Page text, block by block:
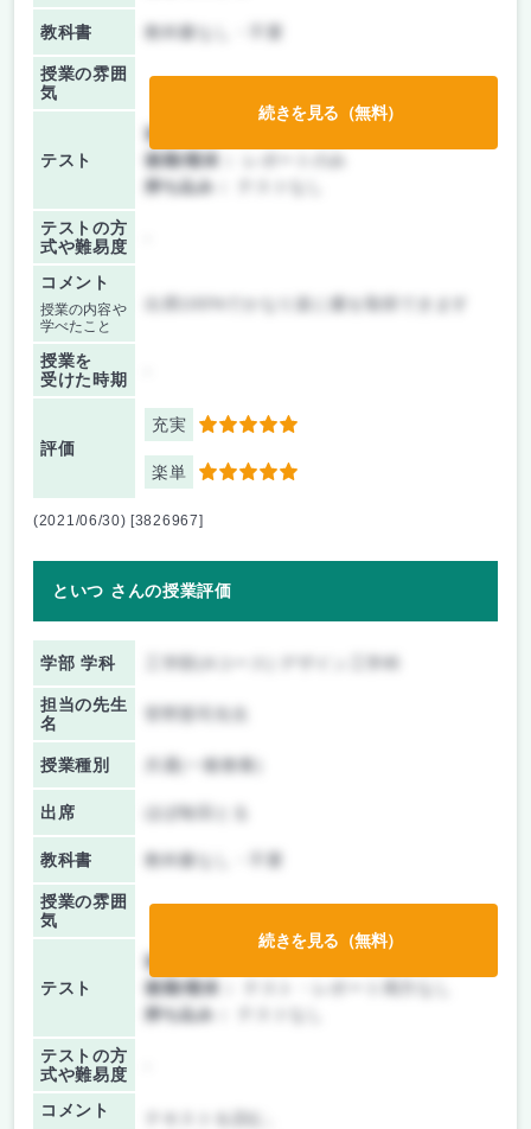
教科書 教科書なし・不要
授業の雰囲
気
テスト
前期/中間：
後期/期末：
持ち込み：
テストの方
式や難易度
コメント
授業の内容や
学べたこと
出席100%でかなり楽に優を取得できます
授業を
受けた時期
評価
充実 5
楽単 5
続きを見る（無料）
(2021/06/30) [3826967]
といつ さんの授業評価
学部 学科
担当の先生
名
授業種別 共通(一般教養)
出席 ほぼ毎回とる
教科書 教科書なし・不要
授業の雰囲
気
テスト
前期/中間：
後期/期末：
持ち込み：
テストの方
式や難易度
コメント
続きを見る（無料）